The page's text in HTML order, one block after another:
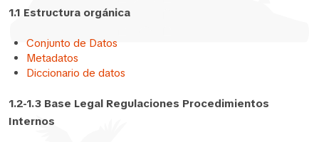
1.1 Estructura orgánica
Conjunto de Datos
Metadatos
Diccionario de datos
1.2-1.3 Base Legal Regulaciones Procedimientos
Internos